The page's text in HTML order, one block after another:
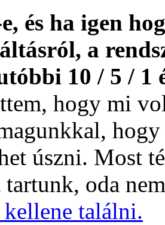
és ha igen
a
10 / 5 / 1
hogy mi
úszni. Most
oda
találni.